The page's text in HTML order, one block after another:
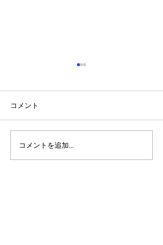
アルゴランドのポスト量
子暗号（PQC）ロードマ
コメント
コメントを追加…